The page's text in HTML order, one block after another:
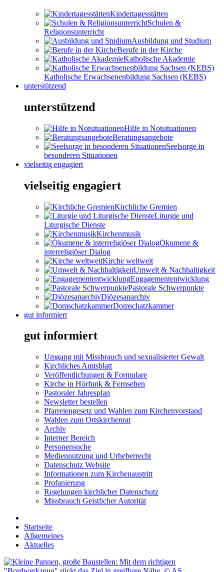
Kindertagesstätten
Schulen &
Religionsunterricht
Ausbildung und Studium
Berufe in der Kirche
Katholische Akademie
Katholische Erwachsenenbildung Sachsen (KEBS)
unterstützend
unterstützend
Hilfe in Notsituationen
Beratungsangebote
Seelsorge in
besonderen Situationen
vielseitig engagiert
vielseitig engagiert
Kirchliche Gremien
Liturgie und
Liturgische Dienste
Kirchenmusik
Ökumene &
interreligiöser Dialog
Kirche weltweit
Umwelt & Nachhaltigkeit
Engagemententwicklung
Pastorale Schwerpunkte
Diözesanarchiv
Domschatzkammer
gut informiert
gut informiert
Umgang mit Missbrauch und sexualisierter Gewalt
Kirchliches Amtsblatt
Veröffentlichungen & Formulare
Kirche in Hörfunk & Fernsehen
Pastoraler Jahresplan
Newsletter bestellen
Pfarreiengesetz und Wahlen zum Kirchenvorstand
Wahlen zum Ortskirchenrat
Archiv
Interner Bereich
Personensuche
Mediennutzung und Urheberrecht
Datenschutz Website
Informationen zum Kirchenaustritt
Profanierung
Regelungen kirchlicher Datenschutz
Missbrauch Geistlicher Autorität
Startseite
Allgemeines
Aktuelles